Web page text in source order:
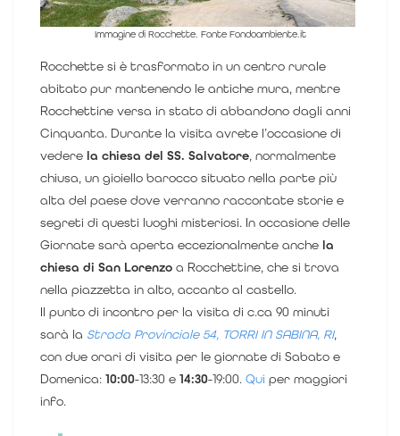
Immagine di Rocchette. Fonte Fondoambiente.it
Rocchette si è trasformato in un centro rurale
abitato pur mantenendo le antiche mura, mentre
Rocchettine versa in stato di abbandono dagli anni
Cinquanta. Durante la visita avrete l’occasione di
vedere la chiesa del SS. Salvatore, normalmente
chiusa, un gioiello barocco situato nella parte più
alta del paese dove verranno raccontate storie e
segreti di questi luoghi misteriosi. In occasione delle
Giornate sarà aperta eccezionalmente anche la
chiesa di San Lorenzo a Rocchettine, che si trova
nella piazzetta in alto, accanto al castello.
Il punto di incontro per la visita di c.ca 90 minuti
sarà la Strada Provinciale 54, TORRI IN SABINA, RI,
con due orari di visita per le giornate di Sabato e
Domenica: 10:00-13:30 e 14:30-19:00. Qui per maggiori
info.